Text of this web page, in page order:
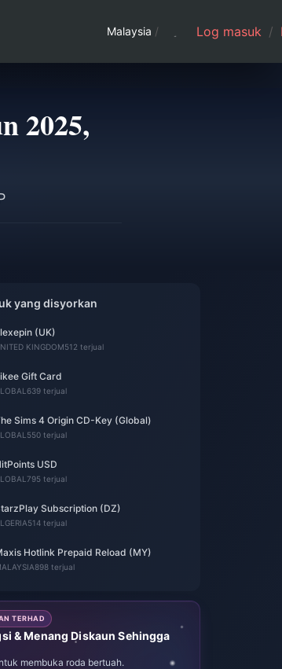
Malaysia / Log masuk /
2025,
yang disyorkan
(UK)
KINGDOM512 terjual
Gift Card
639 terjual
Sims 4 Origin CD-Key (Global)
550 terjual
USD
795 terjual
Subscription (DZ)
514 terjual
Hotlink Prepaid Reload (MY)
898 terjual
TERHAD
& Menang Diskaun Sehingga
membuka roda bertuah.